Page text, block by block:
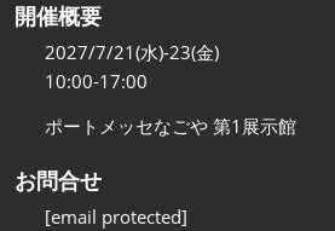
開催概要
2027/7/21(水)-23(金)
10:00-17:00
ポートメッセなごや 第1展示館
お問合せ
[email protected]